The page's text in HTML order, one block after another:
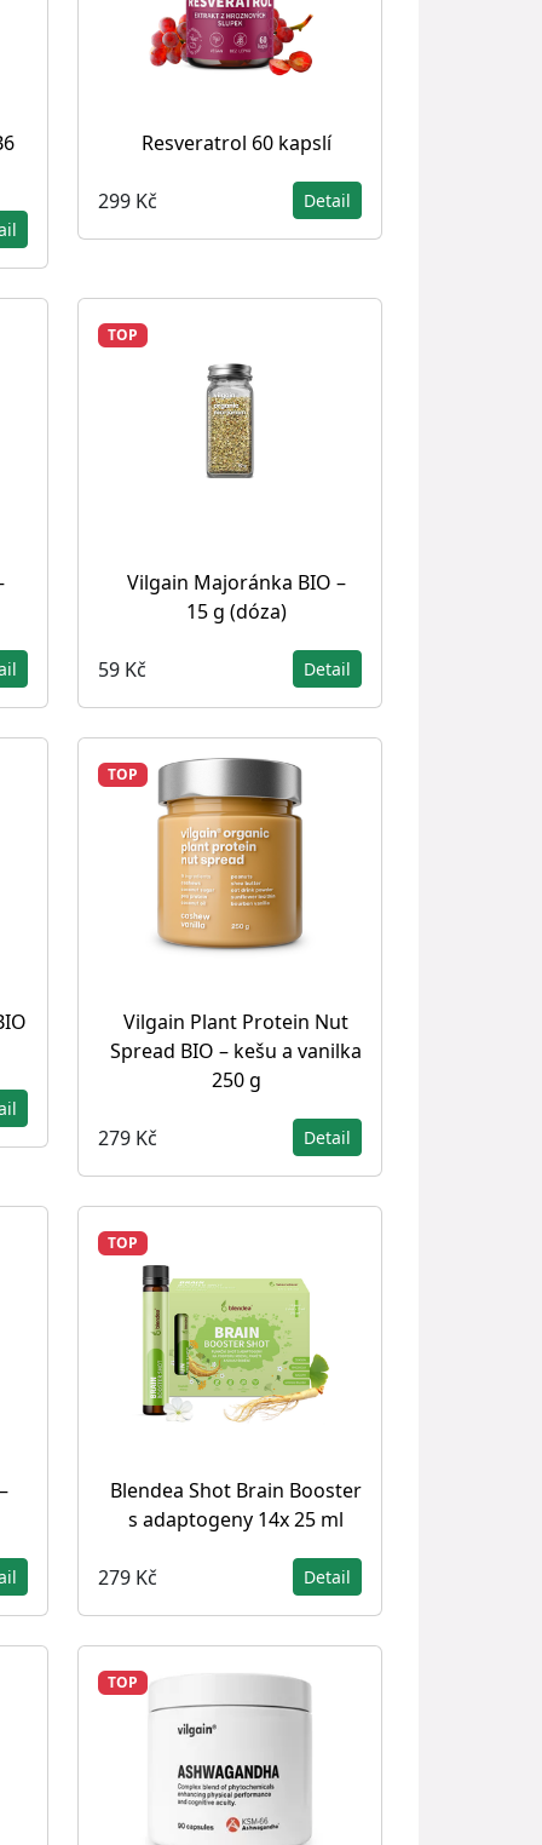
Resveratrol 60 kapslí
299 Kč Detail
TOP
Vilgain Majoránka BIO –
15 g (dóza)
59 Kč Detail
TOP
Vilgain Plant Protein Nut
Spread BIO – kešu a vanilka
250 g
279 Kč Detail
TOP
Blendea Shot Brain Booster
s adaptogeny 14x 25 ml
279 Kč Detail
TOP